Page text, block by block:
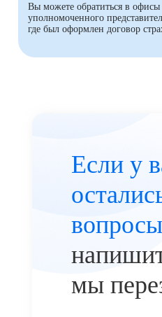
Вы можете обратиться в офисы
уполномоченного
где был оформлен договор
Если у
вопросы
мы